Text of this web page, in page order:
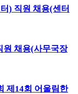
) 직원 채용(센터
원 채용(사무국장
제14회 어울림한